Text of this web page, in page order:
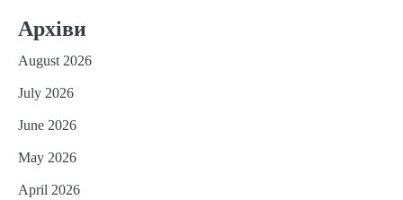
Архіви
August 2026
July 2026
June 2026
May 2026
April 2026